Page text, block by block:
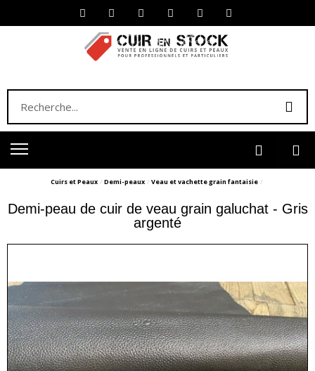
Cuirs et Peaux Demi-peaux Veau et vachette grain fantaisie
Demi-peau de cuir de veau grain galuchat - Gris
argenté